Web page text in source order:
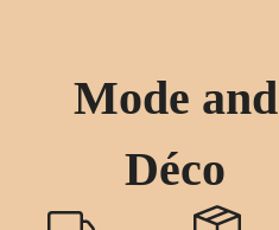
Mode and
Déco